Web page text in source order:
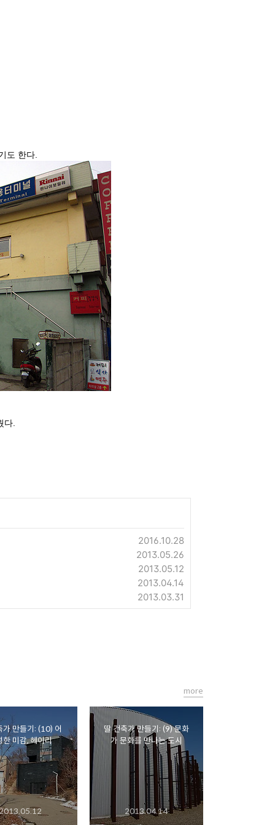
도 한다.
다.
2016.10.28
2013.05.26
2013.05.12
2013.04.14
2013.03.31
가 만들기: (10) 어
한 미감, 헤이리
딸 건축가 만들기: (9) 문화
가 문화를 만나는 도시
2013.04.14
more